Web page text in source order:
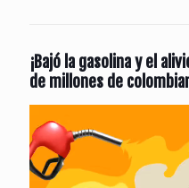
¡Bajó la gasolina y el
de millones de
de
vídeo